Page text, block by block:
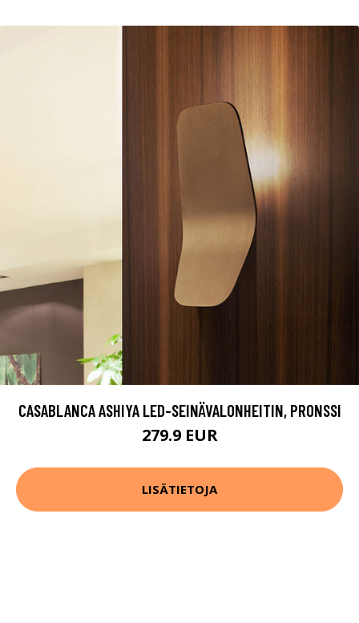
CASABLANCA ASHIYA LED-SEINÄVALONHEITIN, PRONSSI
279.9 EUR
LISÄTIETOJA